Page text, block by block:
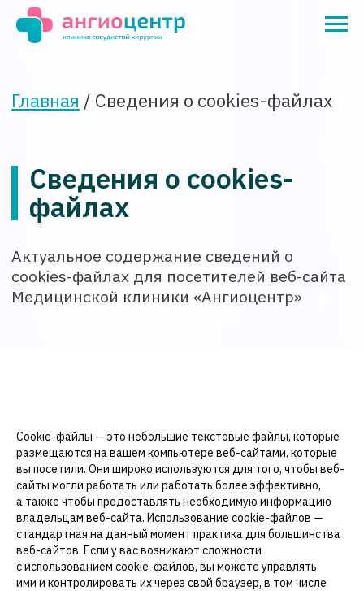
Актуальное содержание сведений о
сookies-файлах для посетителей веб-сайта
Медицинской клиники «Ангиоцентр»
Сookie-файлы — это небольшие текстовые файлы, которые
размещаются на вашем компьютере веб-сайтами, которые
вы посетили. Они широко используются для того, чтобы веб-
сайты могли работать или работать более эффективно,
а также чтобы предоставлять необходимую информацию
владельцам веб-сайта. Использование cookie-файлов —
стандартная на данный момент практика для большинства
веб-сайтов. Если у вас возникают сложности
с использованием cookie-файлов, вы можете управлять
ими и контролировать их через свой браузер, в том числе